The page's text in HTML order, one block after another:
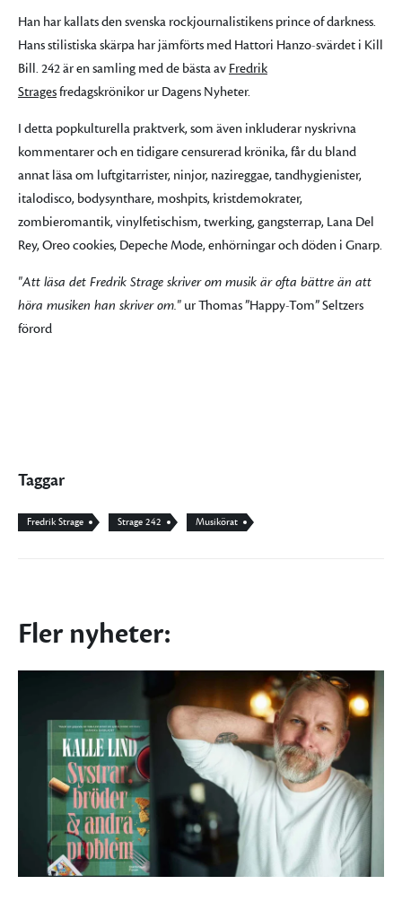
Han har kallats den svenska rockjournalistikens prince of darkness.
Hans stilistiska skärpa har jämförts med Hattori Hanzo-svärdet i Kill
Bill. 242 är en samling med de bästa av Fredrik
Stragesfredagskrönikor ur Dagens Nyheter.
I detta popkulturella praktverk, som även inkluderar nyskrivna
kommentarer och en tidigare censurerad krönika, får du bland
annat läsa om luftgitarrister, ninjor, nazireggae, tandhygienister,
italodisco, bodysynthare, moshpits, kristdemokrater,
zombieromantik, vinylfetischism, twerking, gangsterrap, Lana Del
Rey, Oreo cookies, Depeche Mode, enhörningar och döden i Gnarp.
"Att läsa det Fredrik Strage skriver om musik är ofta bättre än att
höra musiken han skriver om." ur Thomas ”Happy-Tom” Seltzers
förord
Taggar
Fredrik Strage Strage 242 Musikörat
Fler nyheter: